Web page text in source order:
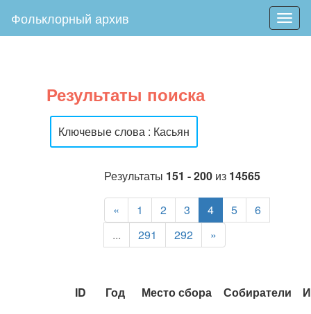
Фольклорный архив
Результаты поиска
Ключевые слова : Касьян
Результаты 151 - 200 из 14565
« 1 2 3 4 5
6
...
291 292 »
ID Год Место сбора Собиратели